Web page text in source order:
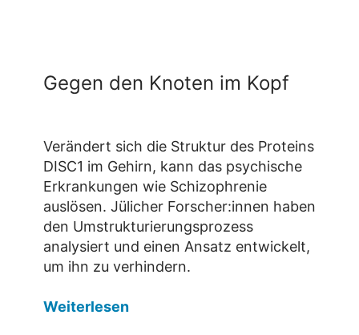
Gegen den Knoten im Kopf
Verändert sich die Struktur des Proteins
DISC1 im Gehirn, kann das psychische
Erkrankungen wie Schizophrenie
auslösen. Jülicher Forscher:innen haben
den Umstrukturierungsprozess
analysiert und einen Ansatz entwickelt,
um ihn zu verhindern.
Weiterlesen